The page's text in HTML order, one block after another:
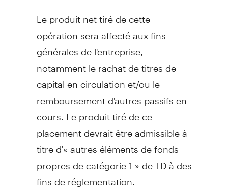
Le produit net tiré de cette
opération sera affecté aux fins
générales de l'entreprise,
notamment le rachat de titres de
capital en circulation et/ou le
remboursement d'autres passifs en
cours. Le produit tiré de ce
placement devrait être admissible à
titre d'« autres éléments de fonds
propres de catégorie 1 » de TD à des
fins de réglementation.